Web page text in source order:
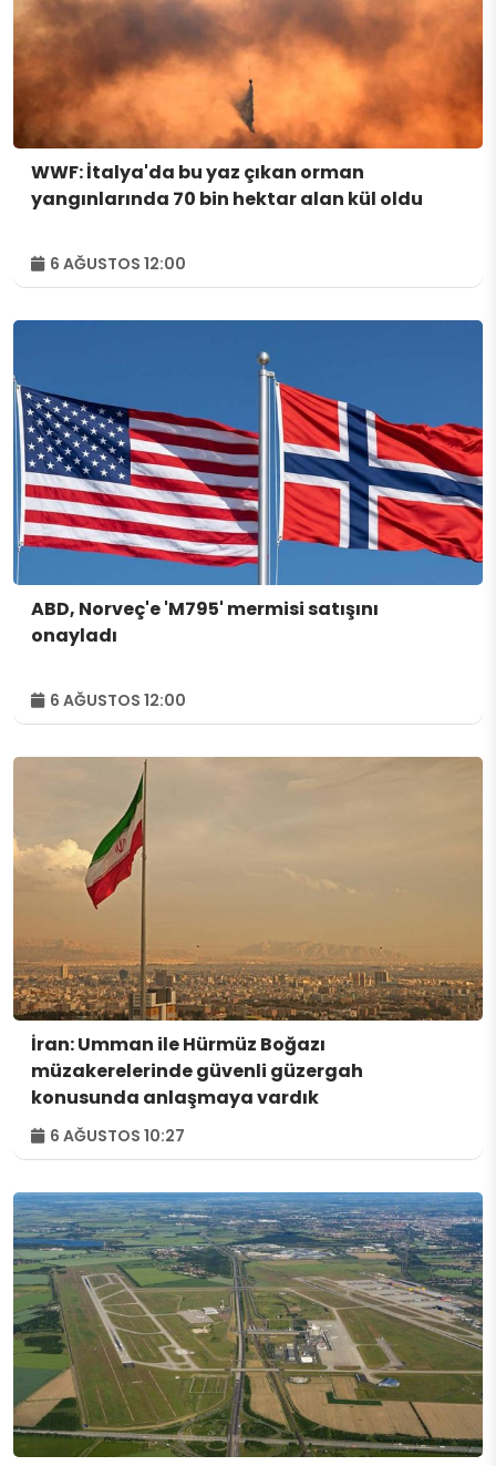
WWF: İtalya'da bu yaz çıkan orman
yangınlarında 70 bin hektar alan kül oldu
6 AĞUSTOS 12:00
ABD, Norveç'e 'M795' mermisi satışını
onayladı
6 AĞUSTOS 12:00
İran: Umman ile Hürmüz Boğazı
müzakerelerinde güvenli güzergah
konusunda anlaşmaya vardık
6 AĞUSTOS 10:27